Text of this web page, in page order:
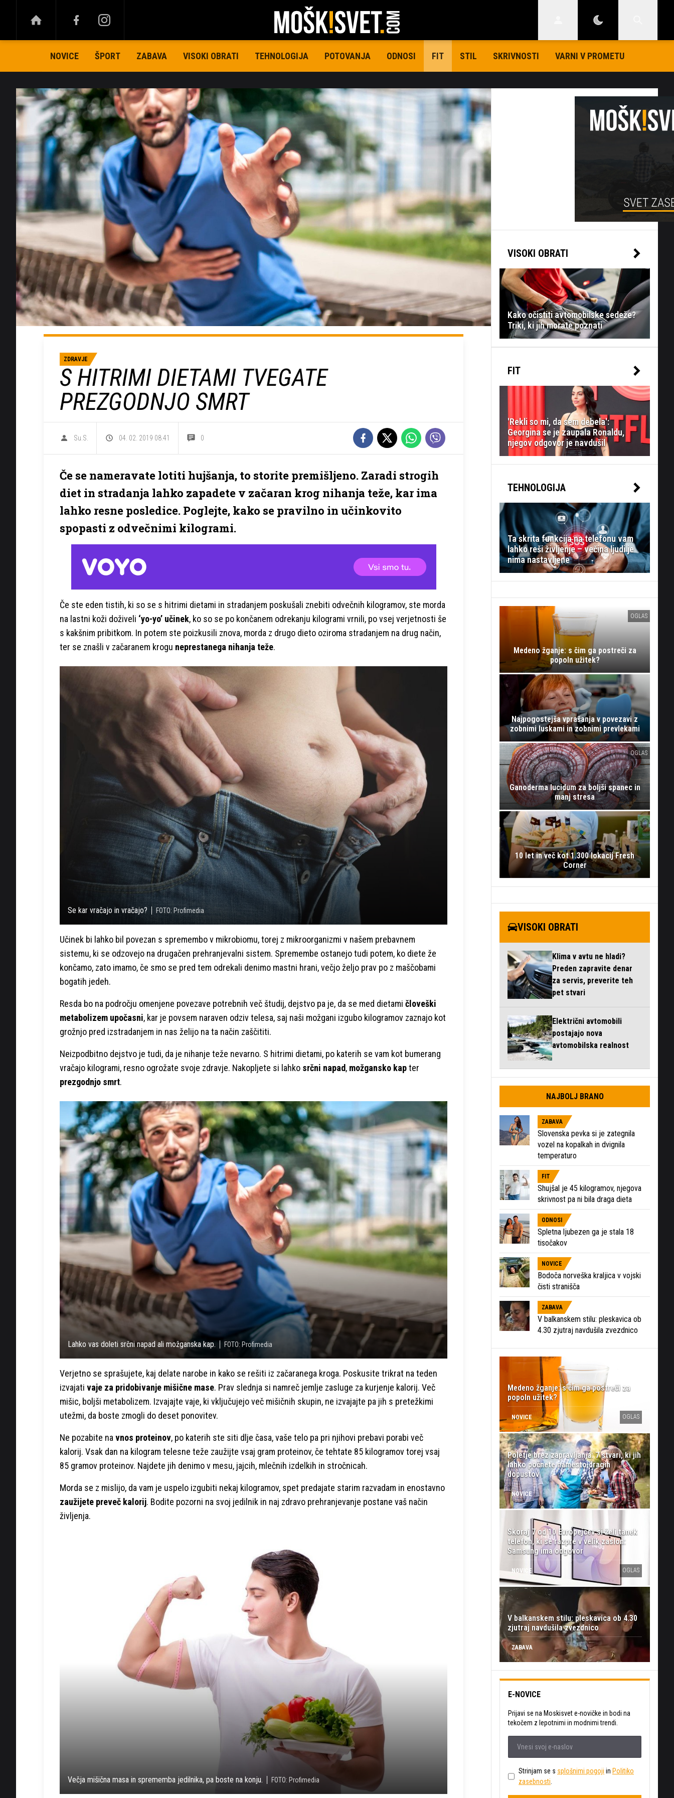
NOVICE ŠPORT ZABAVA VISOKI OBRATI TEHNOLOGIJA POTOVANJA ODNOSI FIT STIL SKRIVNOSTI VARNI V PROMETU
ZDRAVJE
S HITRIMI DIETAMI TVEGATE
PREZGODNJO SMRT
Su.S. 04. 02. 2019 08.41 0
Če se nameravate lotiti hujšanja, to storite premišljeno. Zaradi strogih
diet in stradanja lahko zapadete v začaran krog nihanja teže, kar ima
lahko resne posledice. Poglejte, kako se pravilno in učinkovito
spopasti z odvečnimi kilogrami.
Če ste eden tistih, ki so se s hitrimi dietami in stradanjem poskušali znebiti odvečnih kilogramov, ste morda
na lastni koži doživeli ‘yo-yo’ učinek, ko so se po končanem odrekanju kilogrami vrnili, po vsej verjetnosti še
s kakšnim pribitkom. In potem ste poizkusili znova, morda z drugo dieto oziroma stradanjem na drug način,
ter se znašli v začaranem krogu neprestanega nihanja teže.
Se kar vračajo in vračajo? FOTO: Profimedia
Učinek bi lahko bil povezan s spremembo v mikrobiomu, torej z mikroorganizmi v našem prebavnem
sistemu, ki se odzovejo na drugačen prehranjevalni sistem. Spremembe ostanejo tudi potem, ko diete že
končamo, zato imamo, če smo se pred tem odrekali denimo mastni hrani, večjo željo prav po z maščobami
bogatih jedeh.
Resda bo na področju omenjene povezave potrebnih več študij, dejstvo pa je, da se med dietami človeški
metabolizem upočasni, kar je povsem naraven odziv telesa, saj naši možgani izgubo kilogramov zaznajo kot
grožnjo pred izstradanjem in nas želijo na ta način zaščititi.
Neizpodbitno dejstvo je tudi, da je nihanje teže nevarno. S hitrimi dietami, po katerih se vam kot bumerang
vračajo kilogrami, resno ogrožate svoje zdravje. Nakopljete si lahko srčni napad, možgansko kapter
prezgodnjo smrt.
Lahko vas doleti srčni napad ali možganska kap. FOTO: Profimedia
Verjetno se sprašujete, kaj delate narobe in kako se rešiti iz začaranega kroga. Poskusite trikrat na teden
izvajati vaje za pridobivanje mišične mase. Prav slednja si namreč jemlje zasluge za kurjenje kalorij. Več
mišic, boljši metabolizem. Izvajajte vaje, ki vključujejo več mišičnih skupin, ne izvajajte pa jih s pretežkimi
utežmi, da boste zmogli do deset ponovitev.
Ne pozabite na vnos proteinov, po katerih ste siti dlje časa, vaše telo pa pri njihovi prebavi porabi več
kalorij. Vsak dan na kilogram telesne teže zaužijte vsaj gram proteinov, če tehtate 85 kilogramov torej vsaj
85 gramov proteinov. Najdete jih denimo v mesu, jajcih, mlečnih izdelkih in stročnicah.
Morda se z mislijo, da vam je uspelo izgubiti nekaj kilogramov, spet predajate starim razvadam in enostavno
zaužijete preveč kalorij. Bodite pozorni na svoj jedilnik in naj zdravo prehranjevanje postane vaš način
življenja.
Večja mišična masa in sprememba jedilnika, pa boste na konju. FOTO: Profimedia
VISOKI OBRATI
Kako očistiti avtomobilske sedeže?
Triki, ki jih morate poznati
FIT
'Rekli so mi, da sem debela':
Georgina se je zaupala Ronaldu,
njegov odgovor je navdušil
TEHNOLOGIJA
Ta skrita funkcija na telefonu vam
lahko reši življenje – večina ljudi je
nima nastavljene
OGLAS
Medeno žganje: s čim ga postreči za
popoln užitek?
Najpogostejša vprašanja v povezavi z
zobnimi luskami in zobnimi prevlekami
OGLAS
Ganoderma lucidum za boljši spanec in
manj stresa
10 let in več kot 1.300 lokacij Fresh
Corner
VISOKI OBRATI
Klima v avtu ne hladi?
Preden zapravite denar
za servis, preverite teh
pet stvari
Električni avtomobili
postajajo nova
avtomobilska realnost
NAJBOLJ BRANO
ZABAVA
Slovenska pevka si je zategnila
vozel na kopalkah in dvignila
temperaturo
FIT
Shujšal je 45 kilogramov, njegova
skrivnost pa ni bila draga dieta
ODNOSI
Spletna ljubezen ga je stala 18
tisočakov
NOVICE
Bodoča norveška kraljica v vojski
čisti stranišča
ZABAVA
V balkanskem stilu: pleskavica ob
4.30 zjutraj navdušila zvezdnico
Medeno žganje: s čim ga postreči za
popoln užitek?
NOVICE OGLAS
Poletje brez zapravljanja: 7 stvari, ki jih
lahko počnete namesto dragih
dopustov
NOVICE
Skoraj 7 od 10 Evropejcev si želi tanek
telefon, ki se razpre v velik zaslon:
Samsung ima odgovor
NOVICE OGLAS
V balkanskem stilu: pleskavica ob 4.30
zjutraj navdušila zvezdnico
ZABAVA
E-NOVICE
Prijavi se na Moskisvet e-novičke in bodi na
tekočem z lepotnimi in modnimi trendi.
Strinjam se s splošnimi pogoji in Politiko
zasebnosti